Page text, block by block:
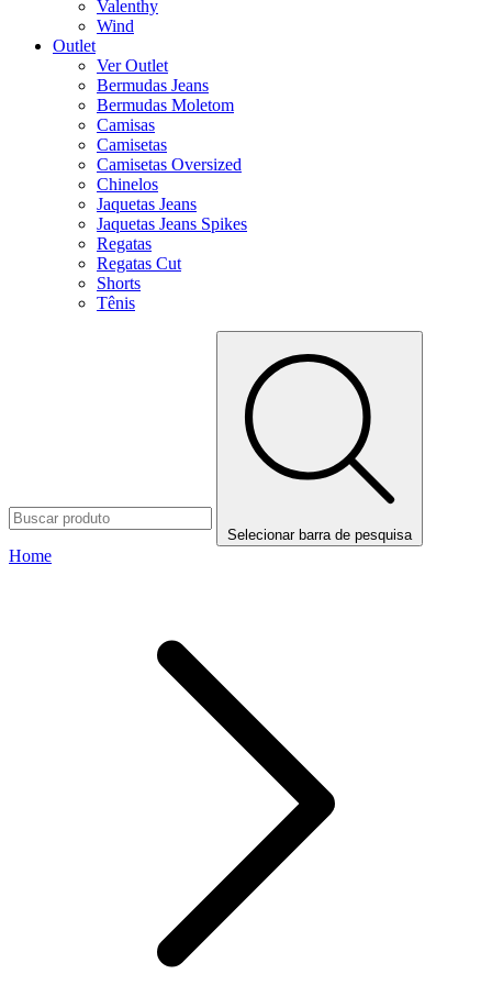
Valenthy
Wind
Outlet
Ver Outlet
Bermudas Jeans
Bermudas Moletom
Camisas
Camisetas
Camisetas Oversized
Chinelos
Jaquetas Jeans
Jaquetas Jeans Spikes
Regatas
Regatas Cut
Shorts
Tênis
Selecionar barra de pesquisa
Home